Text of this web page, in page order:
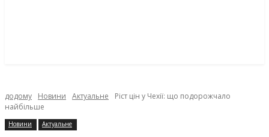
додому Новини Актуальне
Ріст цін у Чехії: що подорожчало
найбільше
Новини Актуальне